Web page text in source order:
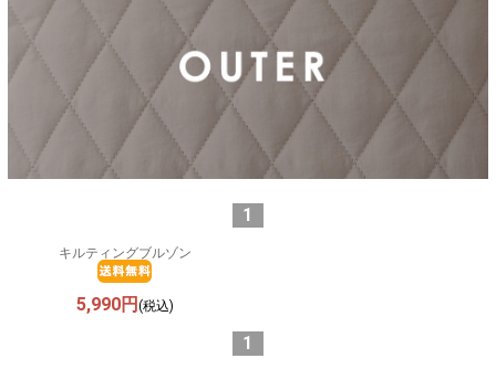
1
キルティングブルゾン
5,990円(税込)
1